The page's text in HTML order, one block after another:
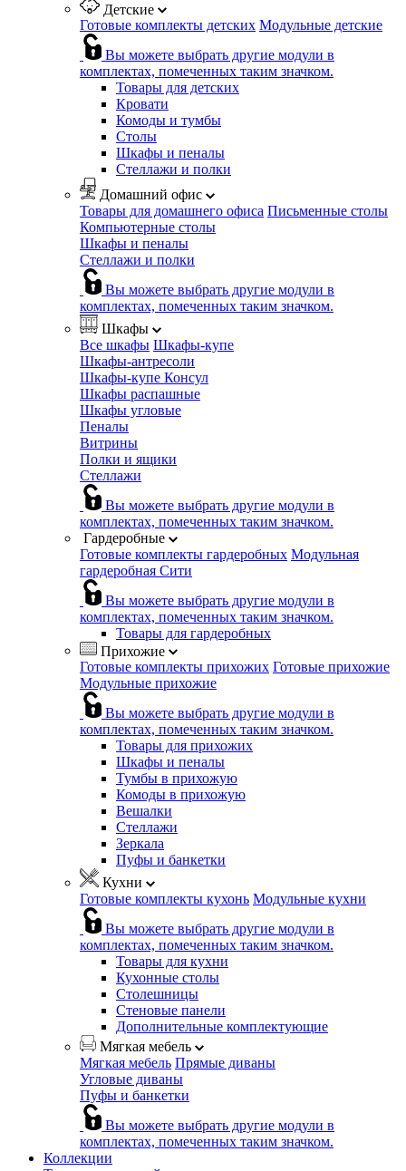
Детские
Готовые комплекты детских Модульные детские
Вы можете выбрать другие модули в
комплектах, помеченных таким значком.
Товары для детских
Кровати
Комоды и тумбы
Столы
Шкафы и пеналы
Стеллажи и полки
Домашний офис
Товары для домашнего офиса Письменные столы
Компьютерные столы
Шкафы и пеналы
Стеллажи и полки
Вы можете выбрать другие модули в
комплектах, помеченных таким значком.
Шкафы
Все шкафы Шкафы-купе
Шкафы-антресоли
Шкафы-купе Консул
Шкафы распашные
Шкафы угловые
Пеналы
Витрины
Полки и ящики
Стеллажи
Вы можете выбрать другие модули в
комплектах, помеченных таким значком.
Гардеробные
Готовые комплекты гардеробных Модульная
гардеробная Сити
Вы можете выбрать другие модули в
комплектах, помеченных таким значком.
Товары для гардеробных
Прихожие
Готовые комплекты прихожих Готовые прихожие
Модульные прихожие
Вы можете выбрать другие модули в
комплектах, помеченных таким значком.
Товары для прихожих
Шкафы и пеналы
Тумбы в прихожую
Комоды в прихожую
Вешалки
Стеллажи
Зеркала
Пуфы и банкетки
Кухни
Готовые комплекты кухонь Модульные кухни
Вы можете выбрать другие модули в
комплектах, помеченных таким значком.
Товары для кухни
Кухонные столы
Столешницы
Стеновые панели
Дополнительные комплектующие
Мягкая мебель
Мягкая мебель Прямые диваны
Угловые диваны
Пуфы и банкетки
Вы можете выбрать другие модули в
комплектах, помеченных таким значком.
Коллекции